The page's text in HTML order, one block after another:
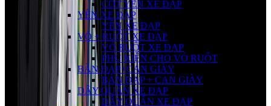
CỐT YÊN XE ĐẠP
YÊN XE ĐẠP
YÊN XE ĐẠP
VỎ + RUỘT XE ĐẠP
VỎ RUỘT XE ĐẠP
PHỤ KIỆN CHO VỎ RUỘT
BÀN ĐẠP+CAN GIÀY
BÀN ĐẠP + CAN GIÀY
DÂY QUẤN XE ĐẠP
DÂY QUẤN XE ĐẠP